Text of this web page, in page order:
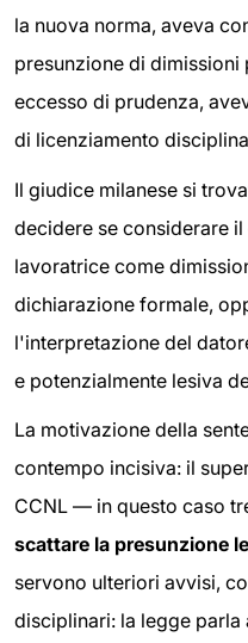
la nuova norma, aveva
presunzione di
eccesso di prudenza,
di licenziamento
Il giudice milanese si
decidere se considerare
lavoratrice come
dichiarazione formale,
l'interpretazione del
e potenzialmente lesiva
La motivazione della
contempo incisiva: il
CCNL — in questo caso
scattare la presunzione
servono ulteriori avvisi,
disciplinari: la legge